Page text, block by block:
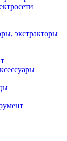
экстракторы